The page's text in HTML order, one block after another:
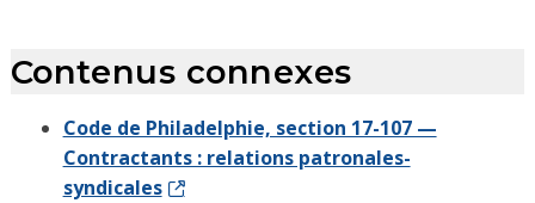
Contenus connexes
Code de Philadelphie, section 17-107 —
Contractants : relations patronales-
syndicales